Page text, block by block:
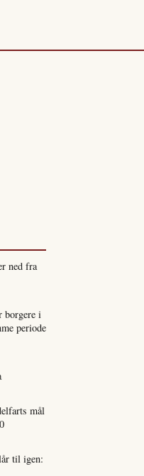
ned fra
borgere i
periode
mål
til igen: